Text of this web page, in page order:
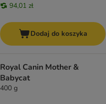
94,01 zł
Dodaj do koszyka
Royal Canin Mother &
Babycat
400 g